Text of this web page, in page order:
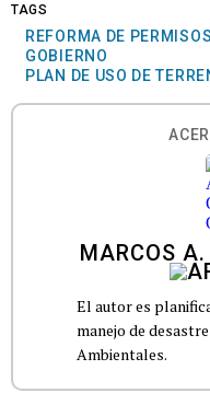
TAGS
REFORMA DE PERMISOS
GOBIERNO
PLAN DE USO DE
MARCOS
El autor es
manejo de
Ambientales.